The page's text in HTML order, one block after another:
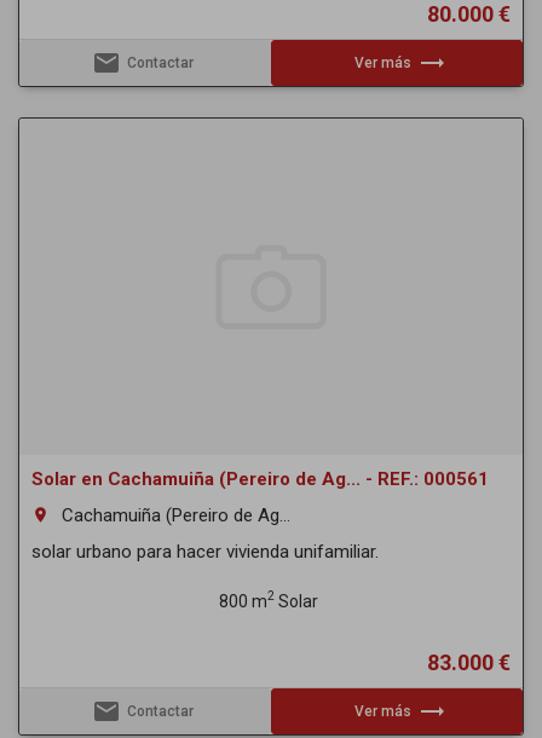
80.000 €
email Contactar Ver más trending_flat
Solar en Cachamuiña (Pereiro de Ag... - REF.: 000561
room
Cachamuiña (Pereiro de Ag...
solar urbano para hacer vivienda unifamiliar.
800 m2Solar
83.000 €
email Contactar Ver más trending_flat